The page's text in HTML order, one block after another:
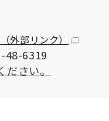
（外部リンク）
48-6319
さい。